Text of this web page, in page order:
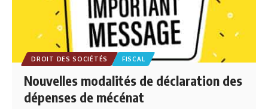
DROIT DES SOCIÉTÉS FISCAL
Nouvelles modalités de déclaration des
dépenses de mécénat